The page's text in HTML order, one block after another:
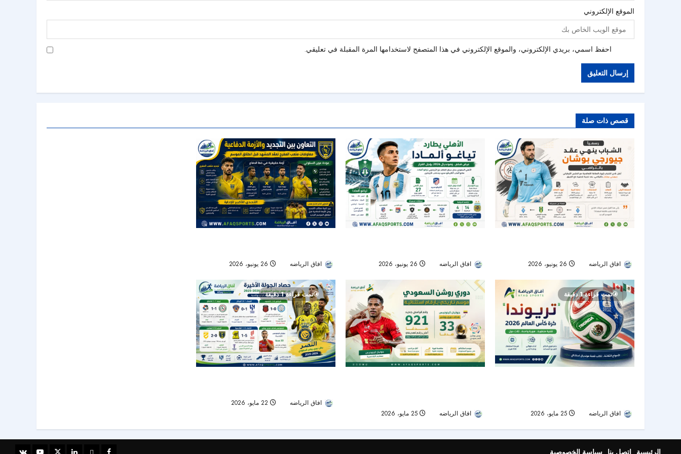
الموقع الإلكتروني
احفظ اسمي، بريدي الإلكتروني، والموقع الإلكتروني في هذا المتصفح لاستخدامها المرة المقبلة في تعليقي.
قصص ذات صلة
افاق الرياضه افاق الرياضه افاق الرياضه
تمت قراءة 1 دقيقة
افاق الرياضه افاق الرياضه
تمت قراءة 1 دقيقة
افاق الرياضه
الرئيسية اتصل بنا سياسة الخصوصية